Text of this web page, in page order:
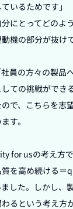
いるためです」
にとってどのよ
機の部分が抜け
員の方々の製品
ての挑戦ができ
で、こちらを志
す。
for usの考え方
を高め続ける＝
した。しかし、
るという考え方